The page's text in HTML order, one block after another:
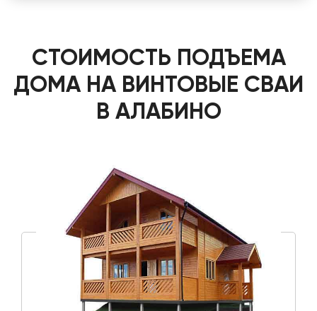
СТОИМОСТЬ ПОДЪЕМА
ДОМА НА ВИНТОВЫЕ СВАИ
В АЛАБИНО